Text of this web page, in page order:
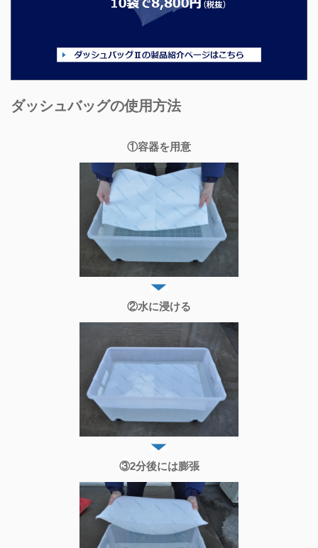
ダッシュバッグの使用方法
①容器を用意
②水に浸ける
③2分後には膨張